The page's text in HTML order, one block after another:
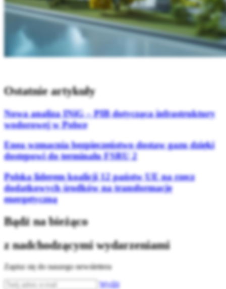
Ostatnie artykuły
Nowa analiza INiG – PIB dotycząca infrastruktury
wodorowej w Polsce
Enea wzmacnia bezpieczeństwo dostaw gazu dzięki
dostępowi do terminalu FSRU 2
Polska liderem koalicji 12 państw UE na rzecz
dodatkowych środków na transformację
energetyczną
Bądź na bieżąco
z nadchodzącymi wydarzeniami
Zapisz się do naszego newslettera
Wyślij